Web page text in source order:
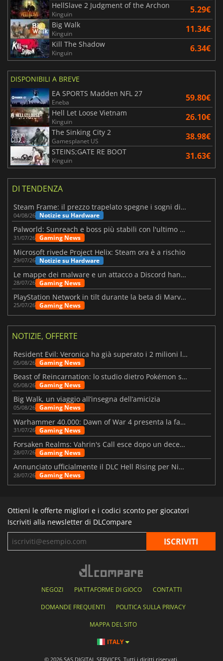
HellSlave 2 Judgment of the Archon
Kinguin 5.29€
Big Walk
Kinguin 11.34€
Kill The Shadow
Kinguin 6.34€
DISPONIBILI A BREVE
EA SPORTS Madden NFL 27
Eneba 59.80€
Hell Let Loose Vietnam
Kinguin 26.10€
The Sinking City 2
Gamesplanet US 38.98€
STEINS;GATE RE BOOT
Kinguin 31.63€
DI TENDENZA
Steam Frame: il prezzo trapelato spegne i sogni di un VR economico
04/08/26 Notizie su Hardware
Palworld: Sunreach e boss più stabili con l'ultimo update
31/07/26 Gaming News
Microsoft rivede Project Helix: Steam ora è a rischio
29/07/26 Notizie su Hardware
Le mappe dei malware e un attacco a Discord hanno colpito Meccha Chameleon
28/07/26 Gaming News
PlayStation Network in tilt durante la beta di Marvel Tōkon
25/07/26 Gaming News
NOTIZIE, OFFERTE
Resident Evil: Veronica ha già superato i 2 milioni liste dei desideri
05/08/26 Gaming News
Beast of Reincarnation: lo studio dietro Pokémon su una nuova strada
05/08/26 Gaming News
Big Walk, un viaggio all’insegna dell’amicizia
05/08/26 Gaming News
Warhammer 40.000: Dawn of War 4 presenta la fazione dei Necron
31/07/26 Gaming News
Forsaken Realms: Vahrin's Call esce dopo un decennio di sviluppo
28/07/26 Gaming News
Annunciato ufficialmente il DLC Hell Rising per Nioh 3
28/07/26 Gaming News
Ottieni le offerte migliori e i codici sconto per giocatori
Iscriviti alla newsletter di DLCompare
NEGOZI PIATTAFORME DI GIOCO CONTATTI
DOMANDE FREQUENTI POLITICA SULLA PRIVACY
MAPPA DEL SITO
ITALY